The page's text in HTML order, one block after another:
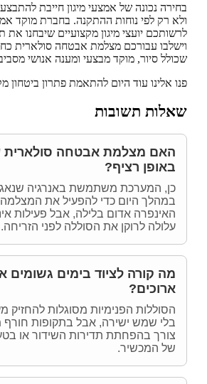
בחירה נכונה של אמצעי מיגון חייבת
לרשותכם יועצי מיגון מקצועיים שיבחנו
וישלבו עבורכם מצלמת אבטחה סולארית
שכולל סיור, מוקד מבצעי ומענה אנושי
פנו אלינו עוד היום להתאמת פתרון ביטחון
שאלות תשובות
האם מצלמת אבטחה סולארית
באופן רציף?
כן, המערכת משתמשת באנרגיה
במהלך היום כדי להפעיל את
האינפרה אדום בלילה, אבל פעילות
עלולה לרוקן את הסוללה לפני הזריחה.
מה קורה לציוד בימים גשומים
ארוכים?
הסוללות הפנימיות מסוגלות להחזיק
בלי שמש ישירה, אבל בתקופות חורף
צורך בהפחתת תדירות השידור או
של המכשיר.